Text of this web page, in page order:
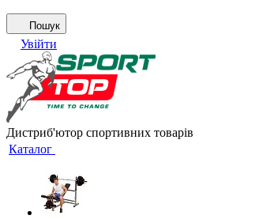
Пошук
Увійти
Дистриб'ютор спортивних товарів
Каталог